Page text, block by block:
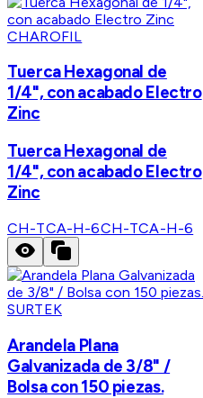
CHAROFIL
Tuerca Hexagonal de
1/4", con acabado Electro
Zinc
Tuerca Hexagonal de
1/4", con acabado Electro
Zinc
CH-TCA-H-6CH-TCA-H-6
SURTEK
Arandela Plana
Galvanizada de 3/8" /
Bolsa con 150 piezas.